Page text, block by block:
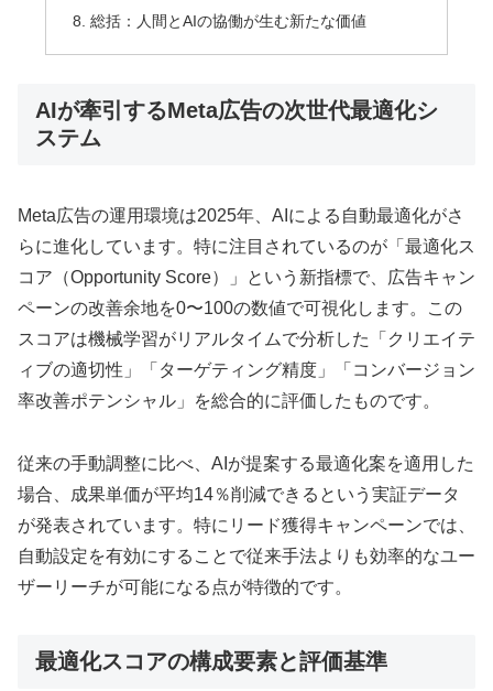
総括：人間とAIの協働が生む新たな価値
AIが牽引するMeta広告の次世代最適化シ
ステム
Meta広告の運用環境は2025年、AIによる自動最適化がさ
らに進化しています。特に注目されているのが「最適化ス
コア（Opportunity Score）」という新指標で、広告キャン
ペーンの改善余地を0〜100の数値で可視化します。この
スコアは機械学習がリアルタイムで分析した「クリエイテ
ィブの適切性」「ターゲティング精度」「コンバージョン
率改善ポテンシャル」を総合的に評価したものです。
従来の手動調整に比べ、AIが提案する最適化案を適用した
場合、成果単価が平均14％削減できるという実証データ
が発表されています。特にリード獲得キャンペーンでは、
自動設定を有効にすることで従来手法よりも効率的なユー
ザーリーチが可能になる点が特徴的です。
最適化スコアの構成要素と評価基準